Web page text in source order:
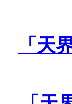
「天